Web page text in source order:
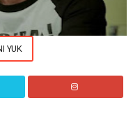
through the options
YUK